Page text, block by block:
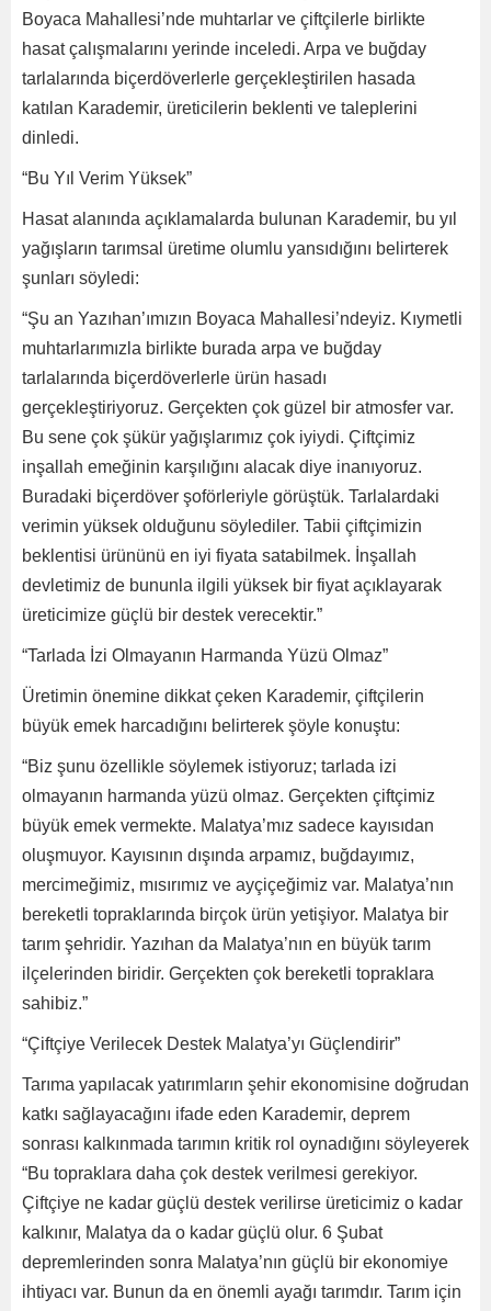
Boyaca Mahallesi’nde muhtarlar ve çiftçilerle birlikte
hasat çalışmalarını yerinde inceledi. Arpa ve buğday
tarlalarında biçerdöverlerle gerçekleştirilen hasada
katılan Karademir, üreticilerin beklenti ve taleplerini
dinledi.
“Bu Yıl Verim Yüksek”
Hasat alanında açıklamalarda bulunan Karademir, bu yıl
yağışların tarımsal üretime olumlu yansıdığını belirterek
şunları söyledi:
“Şu an Yazıhan’ımızın Boyaca Mahallesi’ndeyiz. Kıymetli
muhtarlarımızla birlikte burada arpa ve buğday
tarlalarında biçerdöverlerle ürün hasadı
gerçekleştiriyoruz. Gerçekten çok güzel bir atmosfer var.
Bu sene çok şükür yağışlarımız çok iyiydi. Çiftçimiz
inşallah emeğinin karşılığını alacak diye inanıyoruz.
Buradaki biçerdöver şoförleriyle görüştük. Tarlalardaki
verimin yüksek olduğunu söylediler. Tabii çiftçimizin
beklentisi ürününü en iyi fiyata satabilmek. İnşallah
devletimiz de bununla ilgili yüksek bir fiyat açıklayarak
üreticimize güçlü bir destek verecektir.”
“Tarlada İzi Olmayanın Harmanda Yüzü Olmaz”
Üretimin önemine dikkat çeken Karademir, çiftçilerin
büyük emek harcadığını belirterek şöyle konuştu:
“Biz şunu özellikle söylemek istiyoruz; tarlada izi
olmayanın harmanda yüzü olmaz. Gerçekten çiftçimiz
büyük emek vermekte. Malatya’mız sadece kayısıdan
oluşmuyor. Kayısının dışında arpamız, buğdayımız,
mercimeğimiz, mısırımız ve ayçiçeğimiz var. Malatya’nın
bereketli topraklarında birçok ürün yetişiyor. Malatya bir
tarım şehridir. Yazıhan da Malatya’nın en büyük tarım
ilçelerinden biridir. Gerçekten çok bereketli topraklara
sahibiz.”
“Çiftçiye Verilecek Destek Malatya’yı Güçlendirir”
Tarıma yapılacak yatırımların şehir ekonomisine doğrudan
katkı sağlayacağını ifade eden Karademir, deprem
sonrası kalkınmada tarımın kritik rol oynadığını söyleyerek
“Bu topraklara daha çok destek verilmesi gerekiyor.
Çiftçiye ne kadar güçlü destek verilirse üreticimiz o kadar
kalkınır, Malatya da o kadar güçlü olur. 6 Şubat
depremlerinden sonra Malatya’nın güçlü bir ekonomiye
ihtiyacı var. Bunun da en önemli ayağı tarımdır. Tarım için